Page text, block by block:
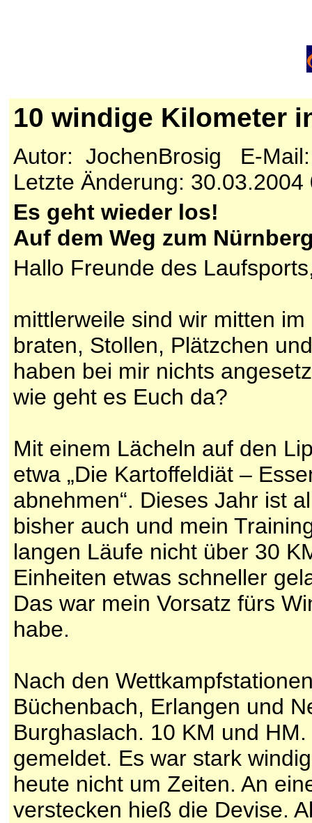
10 windige Kilometer
Autor: JochenBrosig E-
Letzte Änderung: 30.03.2004
Es geht wieder los!
Auf dem Weg zum
Hallo Freunde des
mittlerweile sind wir mitten
braten, Stollen, Plätzchen
haben bei mir nichts
wie geht es Euch da?
Mit einem Lächeln auf den
etwa „Die Kartoffeldiät –
abnehmen“. Dieses Jahr ist
bisher auch und mein
langen Läufe nicht über 30
Einheiten etwas schneller
Das war mein Vorsatz fürs
habe.
Nach den
Büchenbach, Erlangen und
Burghaslach. 10 KM und
gemeldet. Es war stark
heute nicht um Zeiten. An
verstecken hieß die Devise.